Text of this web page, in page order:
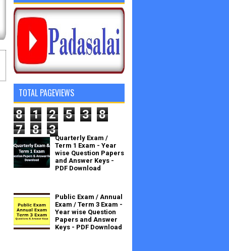
TOTAL PAGEVIEWS
8 1 2 5 3
8
7
8 3
Quarterly Exam /
Term 1 Exam - Year
wise Question Papers
and Answer Keys -
PDF Download
Public Exam / Annual
Exam / Term 3 Exam -
Year wise Question
Papers and Answer
Keys - PDF Download